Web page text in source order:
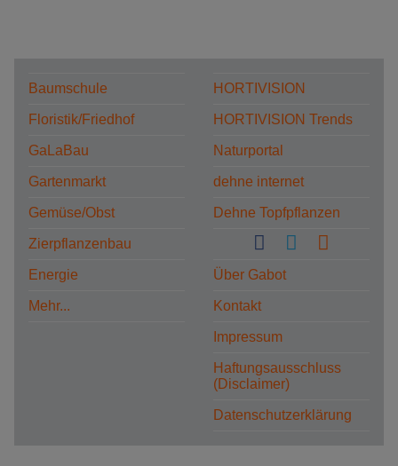
Baumschule
Floristik/Friedhof
GaLaBau
Gartenmarkt
Gemüse/Obst
Zierpflanzenbau
Energie
Mehr...
HORTIVISION
HORTIVISION Trends
Naturportal
dehne internet
Dehne Topfpflanzen
Über Gabot
Kontakt
Impressum
Haftungsausschluss
(Disclaimer)
Datenschutzerklärung